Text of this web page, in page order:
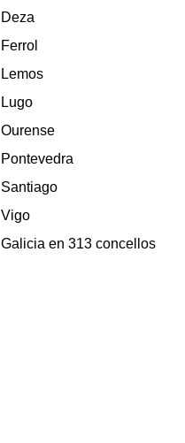
Deza
Ferrol
Lemos
Lugo
Ourense
Pontevedra
Santiago
Vigo
Galicia en 313 concellos